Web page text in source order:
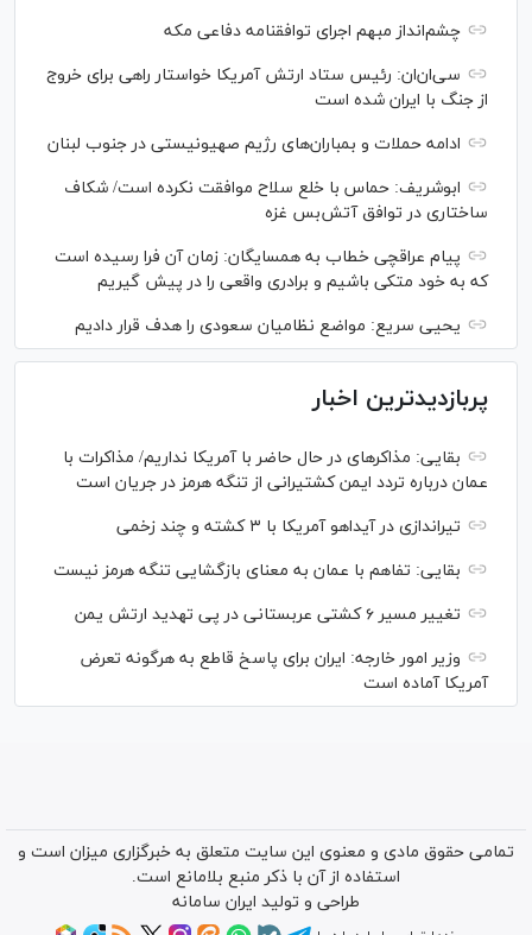
چشم‌انداز مبهم اجرای توافقنامه دفاعی مکه
سی‌ان‌‌ان: رئیس ستاد ارتش آمریکا خواستار راهی برای خروج
از جنگ با ایران شده است
ادامه حملات و بمباران‌های رژیم صهیونیستی در جنوب لبنان
ابوشریف: حماس با خلع سلاح موافقت نکرده است/ شکاف
ساختاری در توافق آتش‌‎بس غزه
پیام عراقچی خطاب به همسایگان: زمان آن فرا رسیده است
که به خود متکی باشیم و برادری واقعی را در پیش گیریم
یحیی سریع: مواضع نظامیان سعودی را هدف قرار دادیم
پربازدیدترین اخبار
بقایی: مذاکره‎ای در حال حاضر با آمریکا نداریم/ مذاکرات با
عمان درباره تردد ایمن کشتیرانی از تنگه هرمز در جریان است
تیراندازی در آیداهو آمریکا با ۳ کشته و چند زخمی
بقایی: تفاهم با عمان به معنای بازگشایی تنگه هرمز نیست
تغییر مسیر ۶ کشتی عربستانی در پی تهدید ارتش یمن
وزیر امور خارجه: ایران برای پاسخ قاطع به هرگونه تعرض
آمریکا آماده است
تمامی حقوق مادی و معنوی این سایت متعلق به خبرگزاری میزان است و
استفاده از آن با ذکر منبع بلامانع است.
طراحی و تولید ایران سامانه